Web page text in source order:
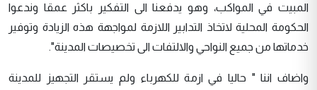
المبيت في المواكب، وهو يدفعنا الى التفكير باكثر عمقا وندعوا
الحكومة المحلية لاتخاذ التدابير اللازمة لمواجهة هذه الزيادة وتوفير
خدماتها من جميع النواحي والالتفات الى تخصيصات المدينة".
واضاف اننا " حاليا في ازمة للكهرباء ولم يستقر التجهيز للمدينة